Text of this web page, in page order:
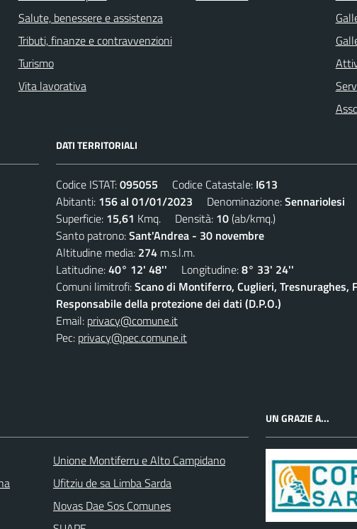
Salute, benessere e assistenza
Tributi, finanze e contravvenzioni
Turismo
Vita lavorativa
DATI TERRITORIALI
Codice ISTAT:095055 Codice Catastale: I613
Abitanti: 156 al 01/01/2023 Denominazione:Sennariolesi
Superficie: 15,61 Kmq. Densità: 10(ab/kmq.)
Santo patrono:Sant'Andrea - 30 novembre
Altitudine media: 274 m.s.l.m.
Latitudine:40° 12' 48'' Longitudine:8° 33' 24''
Comuni limitrofi:Scano di Montiferro, Cuglieri, Tresnuraghes,
Responsabile della protezione dei dati (D.P.O.)
Email: privacy@comune.it
Pec: privacy@pec.comune.it
Unione Montiferru e Alto Campidano
Ufitziu de sa Limba Sarda
Novas Dae Sos Comunes
UN GRAZIE A...